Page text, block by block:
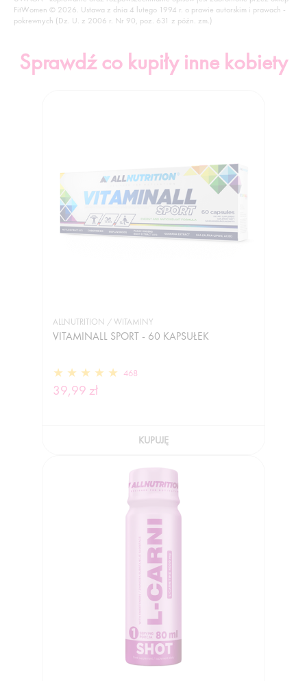
FitWomen © 2026. Ustawa z dnia 4 lutego 1994 r. o prawie autorskim i prawach -
pokrewnych (Dz. U. z 2006 r. Nr 90, poz. 631 z późn. zm.)
Sprawdź co kupiły inne kobiety
ALLNUTRITION / WITAMINY
VITAMINALL SPORT - 60 KAPSUŁEK
468
39,99 zł
KUPUJĘ